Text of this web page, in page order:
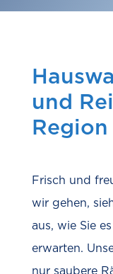
und
Frisch und
wir gehen,
aus, wie Sie
erwarten.
nur saubere